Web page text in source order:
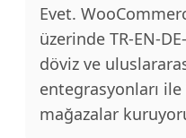
Evet.
üzerinde TR-EN-
döviz ve
entegrasyonları
mağazalar